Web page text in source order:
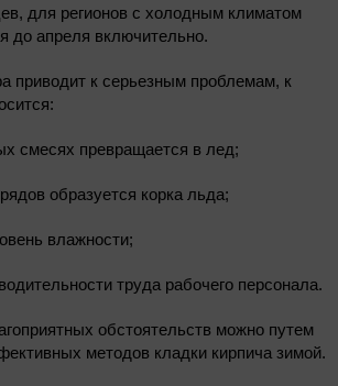
для регионов с холодным климатом
до апреля включительно.
приводит к серьезным проблемам, к
смесях превращается в лед;
образуется корка льда;
влажности;
труда рабочего персонала.
обстоятельств можно путем
методов кладки кирпича зимой.